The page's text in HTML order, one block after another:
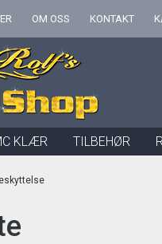
OM OSS KONTAKT
KLÆR TILBEHØR